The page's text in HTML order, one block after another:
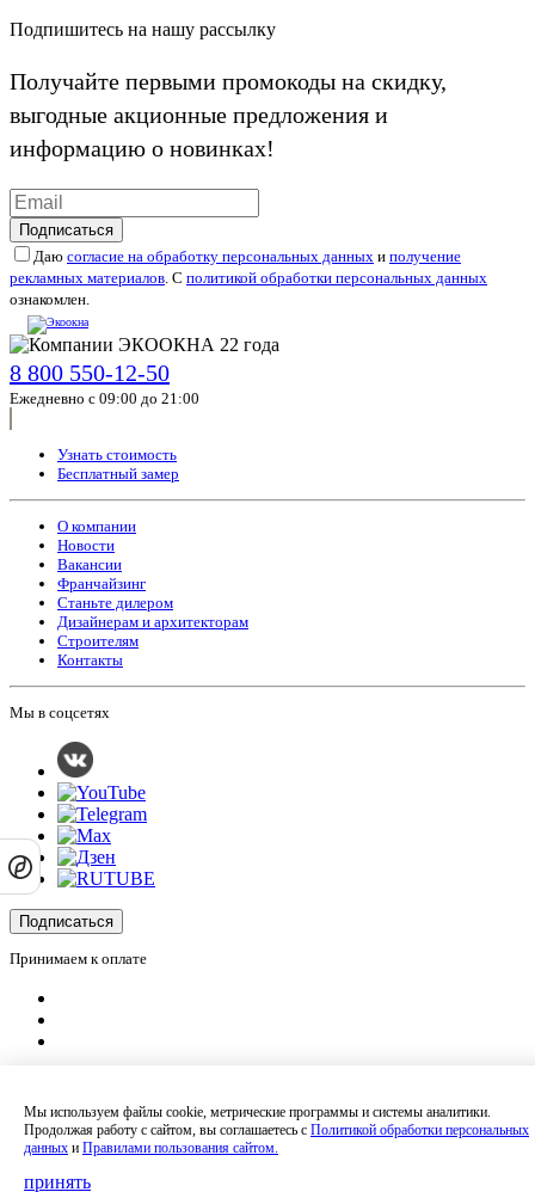
Подпишитесь на нашу рассылку
Получайте первыми промокоды на скидку,
выгодные акционные предложения и
информацию о новинках!
Подписаться
Даю согласие на обработку персональных данных и получение
рекламных материалов . С политикой обработки персональных данных
ознакомлен.
8 800 550-12-50
Ежедневно с 09:00 до 21:00
Узнать стоимость
Бесплатный замер
О компании
Новости
Вакансии
Франчайзинг
Станьте дилером
Дизайнерам и архитекторам
Строителям
Контакты
Мы в соцсетях
Подписаться
Принимаем к оплате
своих персональных данных в соответствии сполитикой
конфиденциальности .
Сайт не является публичной офертой и носит информационный характер.
Политика обработки персональных данных
Мы используем файлы cookie, метрические программы и системы аналитики.
Продолжая работу с сайтом, вы соглашаетесь с Политикой обработки персональных
данных и Правилами пользования сайтом.
принять